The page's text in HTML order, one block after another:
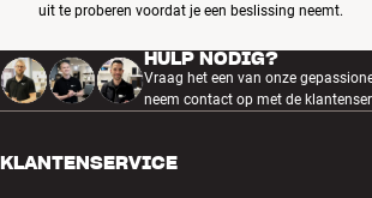
uit te proberen voordat je een beslissing neemt.
HULP NODIG?
Vraag het een van onze
neem contact op met de
KLANTENSERVICE